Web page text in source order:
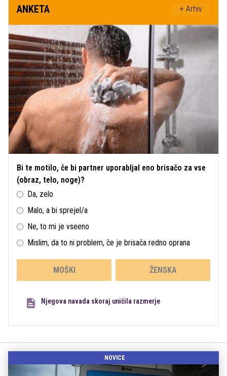
ANKETA + Arhiv
Bi te motilo, če bi partner uporabljal eno brisačo za vse
(obraz, telo, noge)?
Da, zelo
Malo, a bi sprejel/a
Ne, to mi je vseeno
Mislim, da to ni problem, če je brisača redno oprana
MOŠKI ŽENSKA
Njegova navada skoraj uničila razmerje
NOVICE